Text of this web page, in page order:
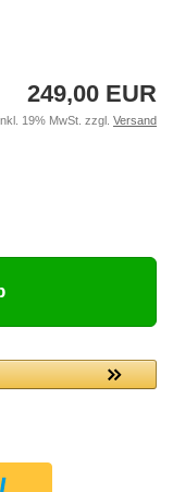
249,00 EUR
19% MwSt. zzgl. Versand